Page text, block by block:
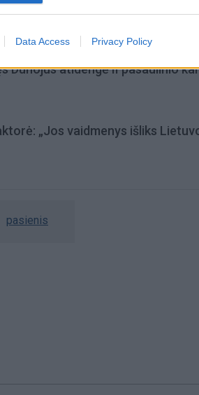
Data Access Privacy Policy
kas graužikus gąsdina labiau
Dunojus atidengė II pasaulinio
„Jos vaidmenys išliks
pasienis